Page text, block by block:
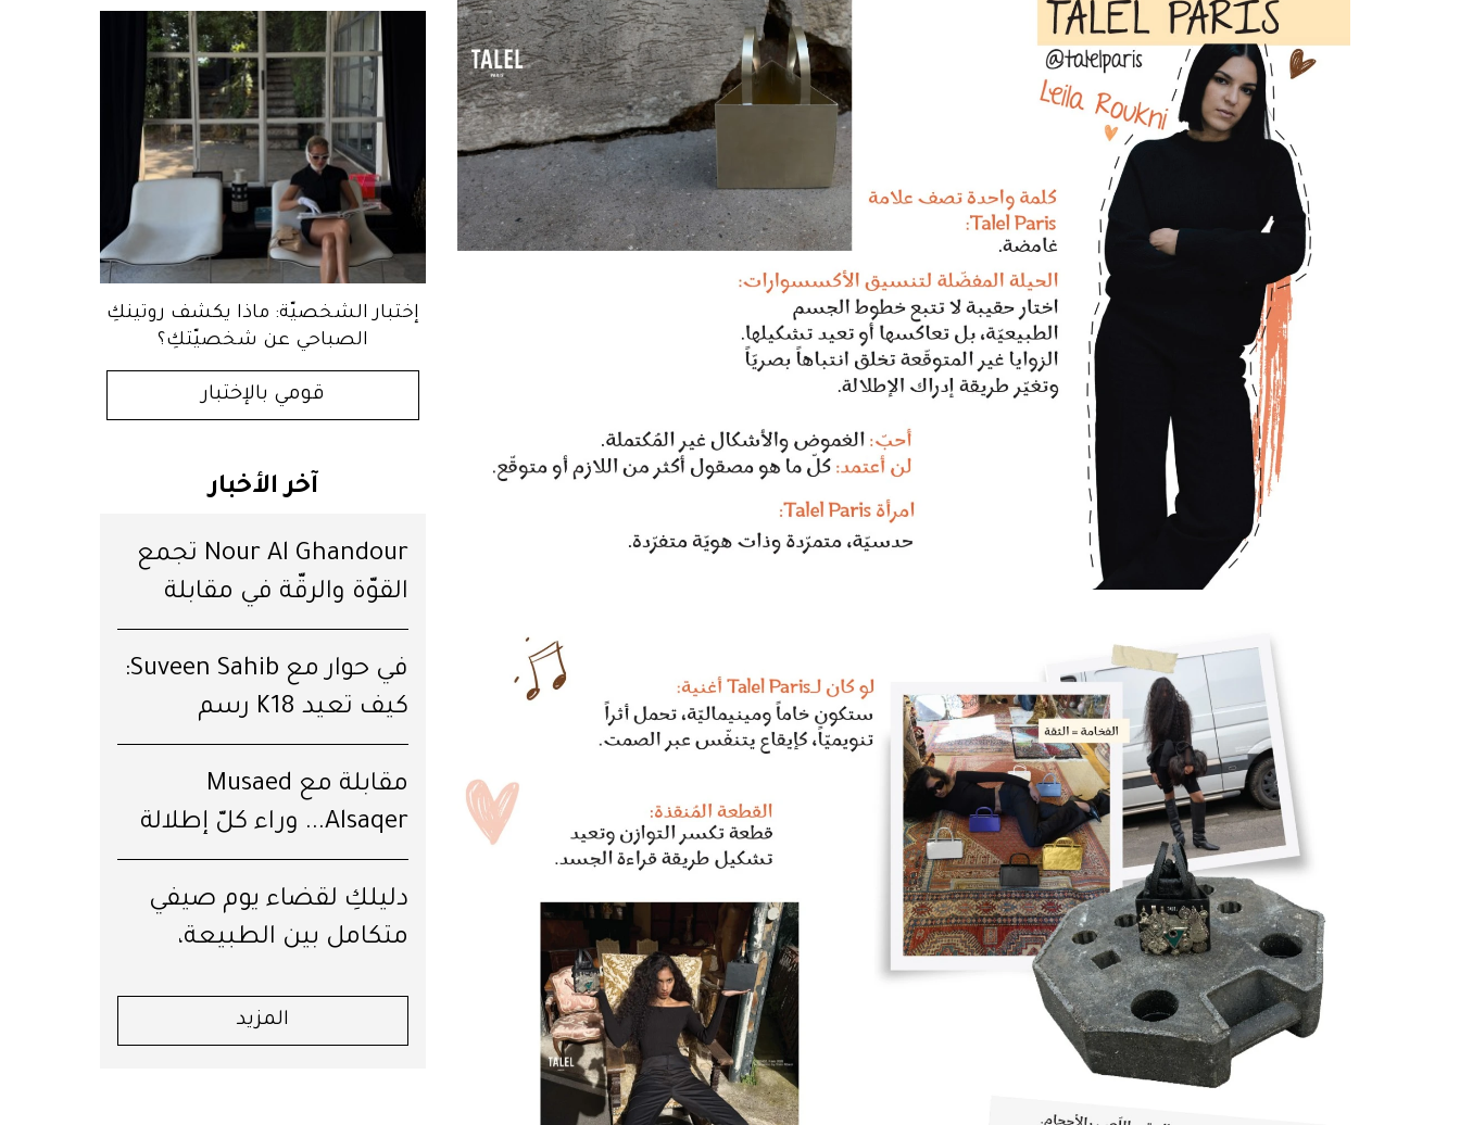
إختبار الشخصيّة: ماذا يكشف روتينكِ
الصباحي عن شخصيّتكِ؟
قومي بالإختبار
آخر الأخبار
Nour Al Ghandour تجمع
القوّة والرقّة في مقابلة
خاصّة
في حوار مع Suveen Sahib:
كيف تعيد K18 رسم
مستقبل الشعر؟
مقابلة مع Musaed
Alsaqer... وراء كلّ إطلالة
قِصّة
دليلكِ لقضاء يوم صيفي
متكامل بين الطبيعة،
المزيد